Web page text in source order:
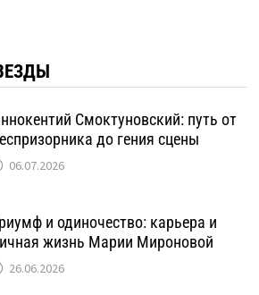
Смоктуновский: путь от
до гения сцены
06.07.2026
и одиночество: карьера и
жизнь Марии Мироновой
26.06.2026